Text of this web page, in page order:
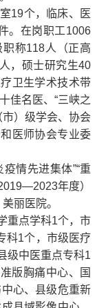
19个，临床、
医
。 在岗职工1006
职称118人（正高
人，硕士研究生40
卫生学术技术带
佳名医、“三峡之
）级学会、协会
医师协会专业委
疫情先进集体”“重
—2023年度）
美丽医院。
重点学科1个，市
科1个，市级医疗
级中医重点专科1
版胸痛中心、国
心、县级危重新